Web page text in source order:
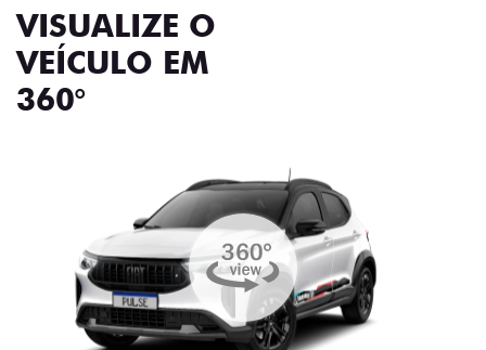
VISUALIZE O
VEÍCULO EM
360°